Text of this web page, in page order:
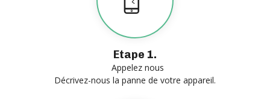
Etape 1.
Appelez nous
Décrivez-nous la panne de votre appareil.